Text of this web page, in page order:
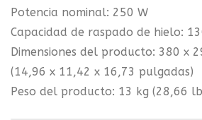
Potencia nominal: 250 W
Capacidad de raspado de hielo:
Dimensiones del producto: 380 x
(14,96 x 11,42 x 16,73 pulgadas)
Peso del producto: 13 kg (28,66